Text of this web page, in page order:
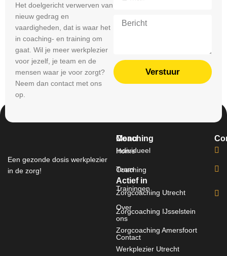
Het doelgericht verwerven van
nieuw gedrag en
vaardigheden, dat is waar het
in coaching- en training om
gaat. Wil je meer werkplezier
voor jezelf, je team en de
mensen waar je voor zorgt?
Neem dan contact met ons
op.
Verstuur
Een gezonde dosis werkplezier
in de zorg!
Menu
Home
Coaching
Trainingen
Over
ons
Contact
Coaching
Individueel
Team
Actief in
Zorgcoaching Utrecht
Zorgcoaching IJsselstein
Zorgcoaching Amersfoort
Werkplezier Utrecht